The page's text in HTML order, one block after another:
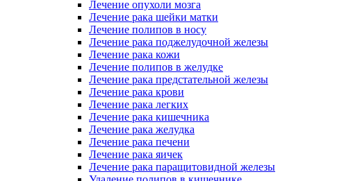
Лечение опухоли мозга
Лечение рака шейки матки
Лечение полипов в носу
Лечение рака поджелудочной железы
Лечение рака кожи
Лечение полипов в желудке
Лечение рака предстательной железы
Лечение рака крови
Лечение рака легких
Лечение рака кишечника
Лечение рака желудка
Лечение рака печени
Лечение рака яичек
Лечение рака паращитовидной железы